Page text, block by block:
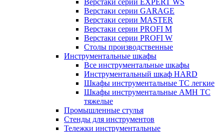
Верстаки серии EXPERT WS
Верстаки серии GARAGE
Верстаки серии MASTER
Верстаки серии PROFI M
Верстаки серии PROFI W
Столы производственные
Инструментальные шкафы
Все инструментальные шкафы
Инструментальный шкаф HARD
Шкафы инструментальные ТС легкие
Шкафы инструментальные AMH TC
тяжелые
Промышленные стулья
Стенды для инструментов
Тележки инструментальные